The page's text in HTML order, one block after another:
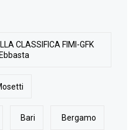
CLASSIFICA FIMI-GFK
Bari Bergamo